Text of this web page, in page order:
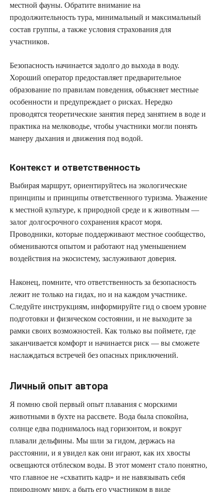
местной фауны. Обратите внимание на
продолжительность тура, минимальный и максимальный
состав группы, а также условия страхования для
участников.
Безопасность начинается задолго до выхода в воду.
Хороший оператор предоставляет предварительное
образование по правилам поведения, объясняет местные
особенности и предупреждает о рисках. Нередко
проводятся теоретические занятия перед занятием в воде и
практика на мелководье, чтобы участники могли понять
манеру дыхания и движения под водой.
Контекст и ответственность
Выбирая маршрут, ориентируйтесь на экологические
принципы и принципы ответственного туризма. Уважение
к местной культуре, к природной среде и к животным —
залог долгосрочного сохранения красот моря.
Проводники, которые поддерживают местное сообщество,
обмениваются опытом и работают над уменьшением
воздействия на экосистему, заслуживают доверия.
Наконец, помните, что ответственность за безопасность
лежит не только на гидах, но и на каждом участнике.
Следуйте инструкциям, информируйте гид о своем уровне
подготовки и физическом состоянии, и не выходите за
рамки своих возможностей. Как только вы поймете, где
заканчивается комфорт и начинается риск — вы сможете
наслаждаться встречей без опасных приключений.
Личный опыт автора
Я помню свой первый опыт плавания с морскими
животными в бухте на рассвете. Вода была спокойна,
солнце едва поднималось над горизонтом, и вокруг
плавали дельфины. Мы шли за гидом, держась на
расстоянии, и я увидел как они играют, как их хвосты
освещаются отблеском воды. В этот момент стало понятно,
что главное не «схватить кадр» и не навязывать себя
природному миру, а быть его участником в виде